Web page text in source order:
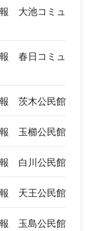
大池コミュ
春日コミュ
報 茨木公民館
報 玉櫛公民館
報 白川公民館
報 天王公民館
報 玉島公民館